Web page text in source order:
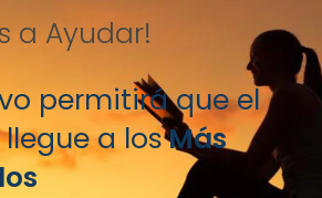
a Ayudar!
permitirá que el
a losMás